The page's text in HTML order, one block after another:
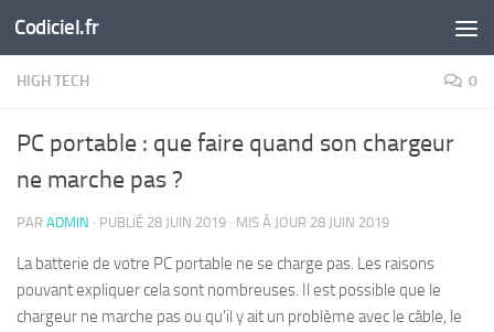
Skip to content
Codiciel.fr
HIGH TECH 0
PC portable : que faire quand son chargeur
ne marche pas ?
PAR ADMIN · PUBLIÉ 28 JUIN 2019 · MIS À JOUR 28 JUIN 2019
La batterie de votre PC portable ne se charge pas. Les raisons
pouvant expliquer cela sont nombreuses. Il est possible que le
chargeur ne marche pas ou qu’il y ait un problème avec le câble, le